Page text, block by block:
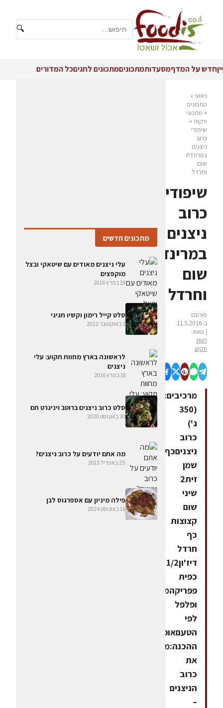
🔍
ייןחדש על המדףמסעדותמתכוניםמתכונים לחגיםכל המדורים
ראשי »
מתכונים
» מתכוני
ירקות »
שיפודי
כרוב
ניצנים
במרינדת
שום
וחרדל
שיפודי
כרוב
ניצנים
במרינדת
שום
וחרדל
פורסם
ב-11.5.2016
| מאת:
חוות
תקוע
מרכיבים:מארז
(350
ג')
כרוב
ניצניםכף
שמן
זית2
שיני
שום
קצוצות
כף
חרדל
דיז'ון1/2
כפית
פפריקהמלח
ופלפל
לפי
הטעםאופן
ההכנה:מנקים
את
כרוב
הניצנים
–
מתכונים חדשים
עלי ניצנים מאודים עם שיטאקי ובצל
מוקפצים
19 במרץ 2016
סלט קייל רימון וקשיו חגיגי
3 באוקטובר 2022
לראשונה בארץ מחוות תקוע: עלי
ניצנים
18 במרץ 2016
סלט כרוב ניצנים ברוטב ויניגרט חם
30 באוגוסט 2020
מה אתם יודעים על כרוב ניצנים?
25 באפריל 2015
פילה מיניון עם אספרגוס לבן
16 באוגוסט 2024